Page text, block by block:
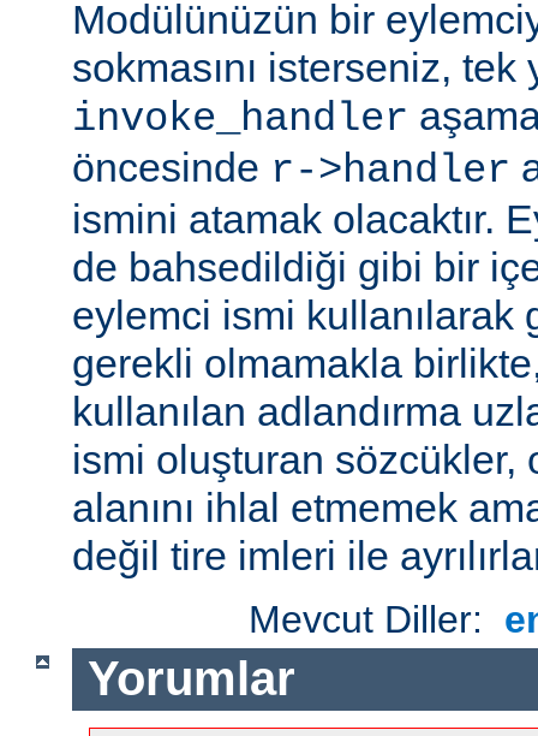
Modülünüzün bir
sokmasını isterseniz, tek
invoke_handler
öncesinde r->handler
ismini atamak olacaktır.
de bahsedildiği gibi bir
eylemci ismi kullanılarak
gerekli olmamakla
kullanılan adlandırma
ismi oluşturan sözcükler,
alanını ihlal etmemek
değil tire imleri ile
Mevcut Diller:
Yorumlar